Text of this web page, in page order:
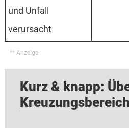
und Unfall
verursacht
Kurz & knapp:
Kreuzungsbereich